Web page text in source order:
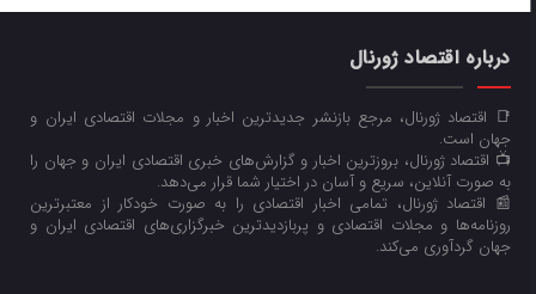
درباره اقتصاد ژورنال
📑 اقتصاد ژورنال، مرجع بازنشر جدیدترین اخبار و مجلات اقتصادی ایران و
جهان است.
📺 اقتصاد ژورنال، بروزترین اخبار و گزارش‌های خبری اقتصادی ایران و جهان را
به صورت آنلاین، سریع و آسان در اختیار شما قرار می‌‌دهد.
📰 اقتصاد ژورنال، تمامی اخبار اقتصادی را به صورت خودکار از معتبرترین
روزنامه‌ها و مجلات اقتصادی و پربازدیدترین خبرگزاری‌های اقتصادی ایران و
جهان گردآوری می‌کند.